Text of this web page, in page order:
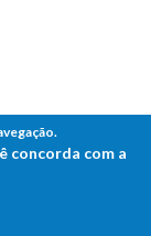
concorda com a